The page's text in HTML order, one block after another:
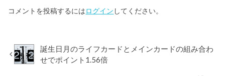
コメントを投稿するにはログイン してください。
誕生日月のライフカードとメインカードの組み合わ
せでポイント1.56倍